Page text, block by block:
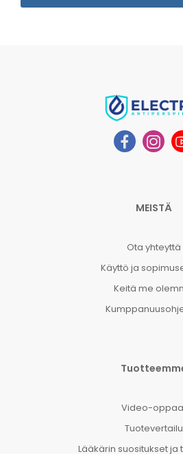
MEISTÄ
Ota yhteyttä
Käyttö ja
Keitä me
Video-
Tuotevertailu
Lääkärin suositukset ja